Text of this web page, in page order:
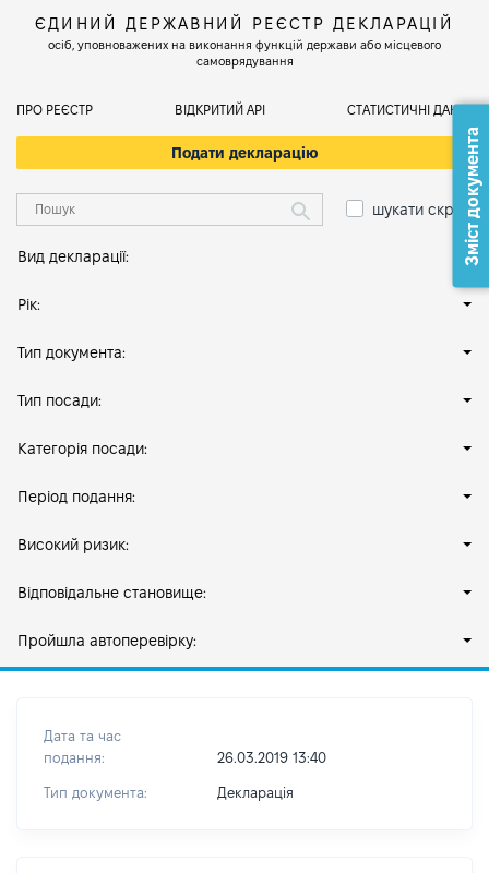
ЄДИНИЙ ДЕРЖАВНИЙ РЕЄСТР ДЕКЛАРАЦІЙ
осіб, уповноважених на виконання функцій держави або місцевого
самоврядування
ПРО РЕЄСТР ВІДКРИТИЙ АРІ СТАТИСТИЧНІ ДАНІ
Подати декларацію
шукати скрізь
Вид декларації:
Рік:
Тип документа:
Тип посади:
Категорія посади:
Період подання:
Високий ризик:
Відповідальне становище:
Пройшла автоперевірку:
Дата та час
подання:
26.03.2019 13:40
Тип документа: Декларація
Зміст документа